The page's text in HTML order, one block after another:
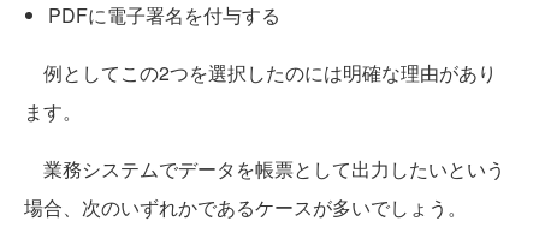
PDFに電子署名を付与する
例としてこの2つを選択したのには明確な理由があり
ます。
業務システムでデータを帳票として出力したいという
場合、次のいずれかであるケースが多いでしょう。